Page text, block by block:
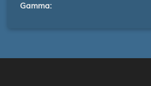
Gamma: